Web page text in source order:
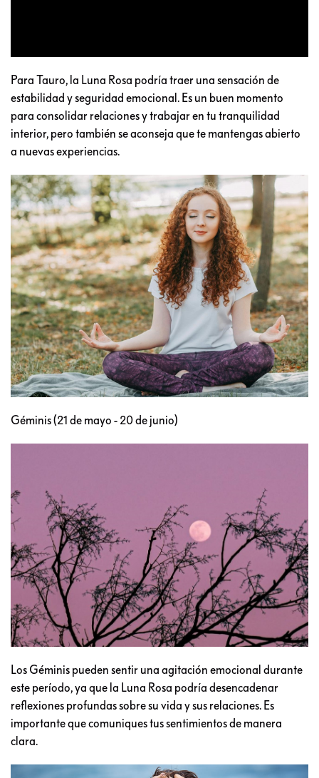
Para Tauro, la Luna Rosa podría traer una sensación de
estabilidad y seguridad emocional. Es un buen momento
para consolidar relaciones y trabajar en tu tranquilidad
interior, pero también se aconseja que te mantengas abierto
a nuevas experiencias.
Géminis (21 de mayo - 20 de junio)
Los Géminis pueden sentir una agitación emocional durante
este período, ya que la Luna Rosa podría desencadenar
reflexiones profundas sobre su vida y sus relaciones. Es
importante que comuniques tus sentimientos de manera
clara.